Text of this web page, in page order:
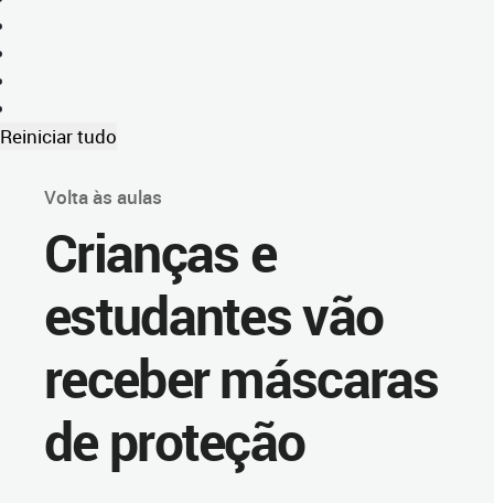
Reiniciar tudo
Volta às aulas
Crianças e
estudantes vão
receber máscaras
de proteção